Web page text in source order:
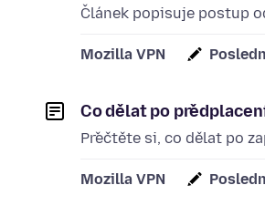
Článek popisuje postup
Mozilla VPN
Co dělat po
Přečtěte si, co dělat po
Mozilla VPN